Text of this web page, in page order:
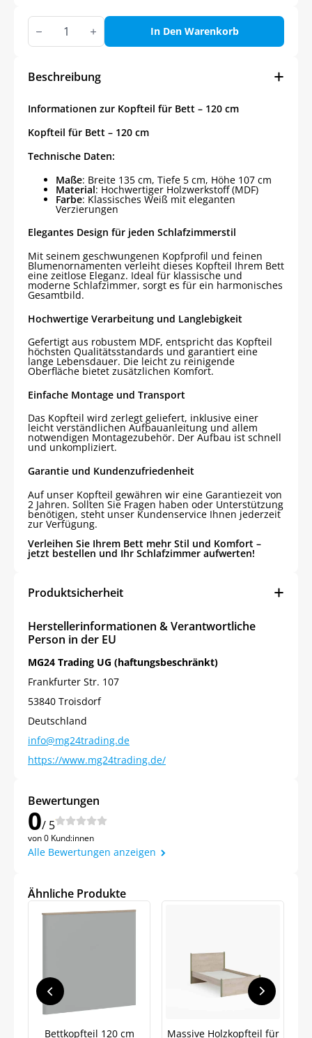
Kopfteil
für
Bett
cm
In Den Warenkorb
Beschreibung
Informationen zur Kopfteil für Bett – 120 cm
Kopfteil für Bett – 120 cm
Technische Daten:
Maße: Breite 135 cm, Tiefe 5 cm, Höhe 107 cm
Material: Hochwertiger Holzwerkstoff (MDF)
Farbe: Klassisches Weiß mit eleganten
Verzierungen
Elegantes Design für jeden Schlafzimmerstil
Mit seinem geschwungenen Kopfprofil und feinen
Blumenornamenten verleiht dieses Kopfteil Ihrem Bett
eine zeitlose Eleganz. Ideal für klassische und
moderne Schlafzimmer, sorgt es für ein harmonisches
Gesamtbild.
Hochwertige Verarbeitung und Langlebigkeit
Gefertigt aus robustem MDF, entspricht das Kopfteil
höchsten Qualitätsstandards und garantiert eine
lange Lebensdauer. Die leicht zu reinigende
Oberfläche bietet zusätzlichen Komfort.
Einfache Montage und Transport
Das Kopfteil wird zerlegt geliefert, inklusive einer
leicht verständlichen Aufbauanleitung und allem
notwendigen Montagezubehör. Der Aufbau ist schnell
und unkompliziert.
Garantie und Kundenzufriedenheit
Auf unser Kopfteil gewähren wir eine Garantiezeit von
2 Jahren. Sollten Sie Fragen haben oder Unterstützung
benötigen, steht unser Kundenservice Ihnen jederzeit
zur Verfügung.
Verleihen Sie Ihrem Bett mehr Stil und Komfort –
jetzt bestellen und Ihr Schlafzimmer aufwerten!
Produktsicherheit
Herstellerinformationen & Verantwortliche
Person in der EU
MG24 Trading UG (haftungsbeschränkt)
Frankfurter Str. 107
53840 Troisdorf
Deutschland
info@mg24trading.de
https://www.mg24trading.de/
Bewertungen
0/ 5
von 0 Kund:innen
Alle Bewertungen anzeigen
Ähnliche Produkte
Bettkopfteil 120 cm
Massive Holzkopfteil für
Jetzt 5% Rabatt
auf Ihre erste Bestellung sichern!